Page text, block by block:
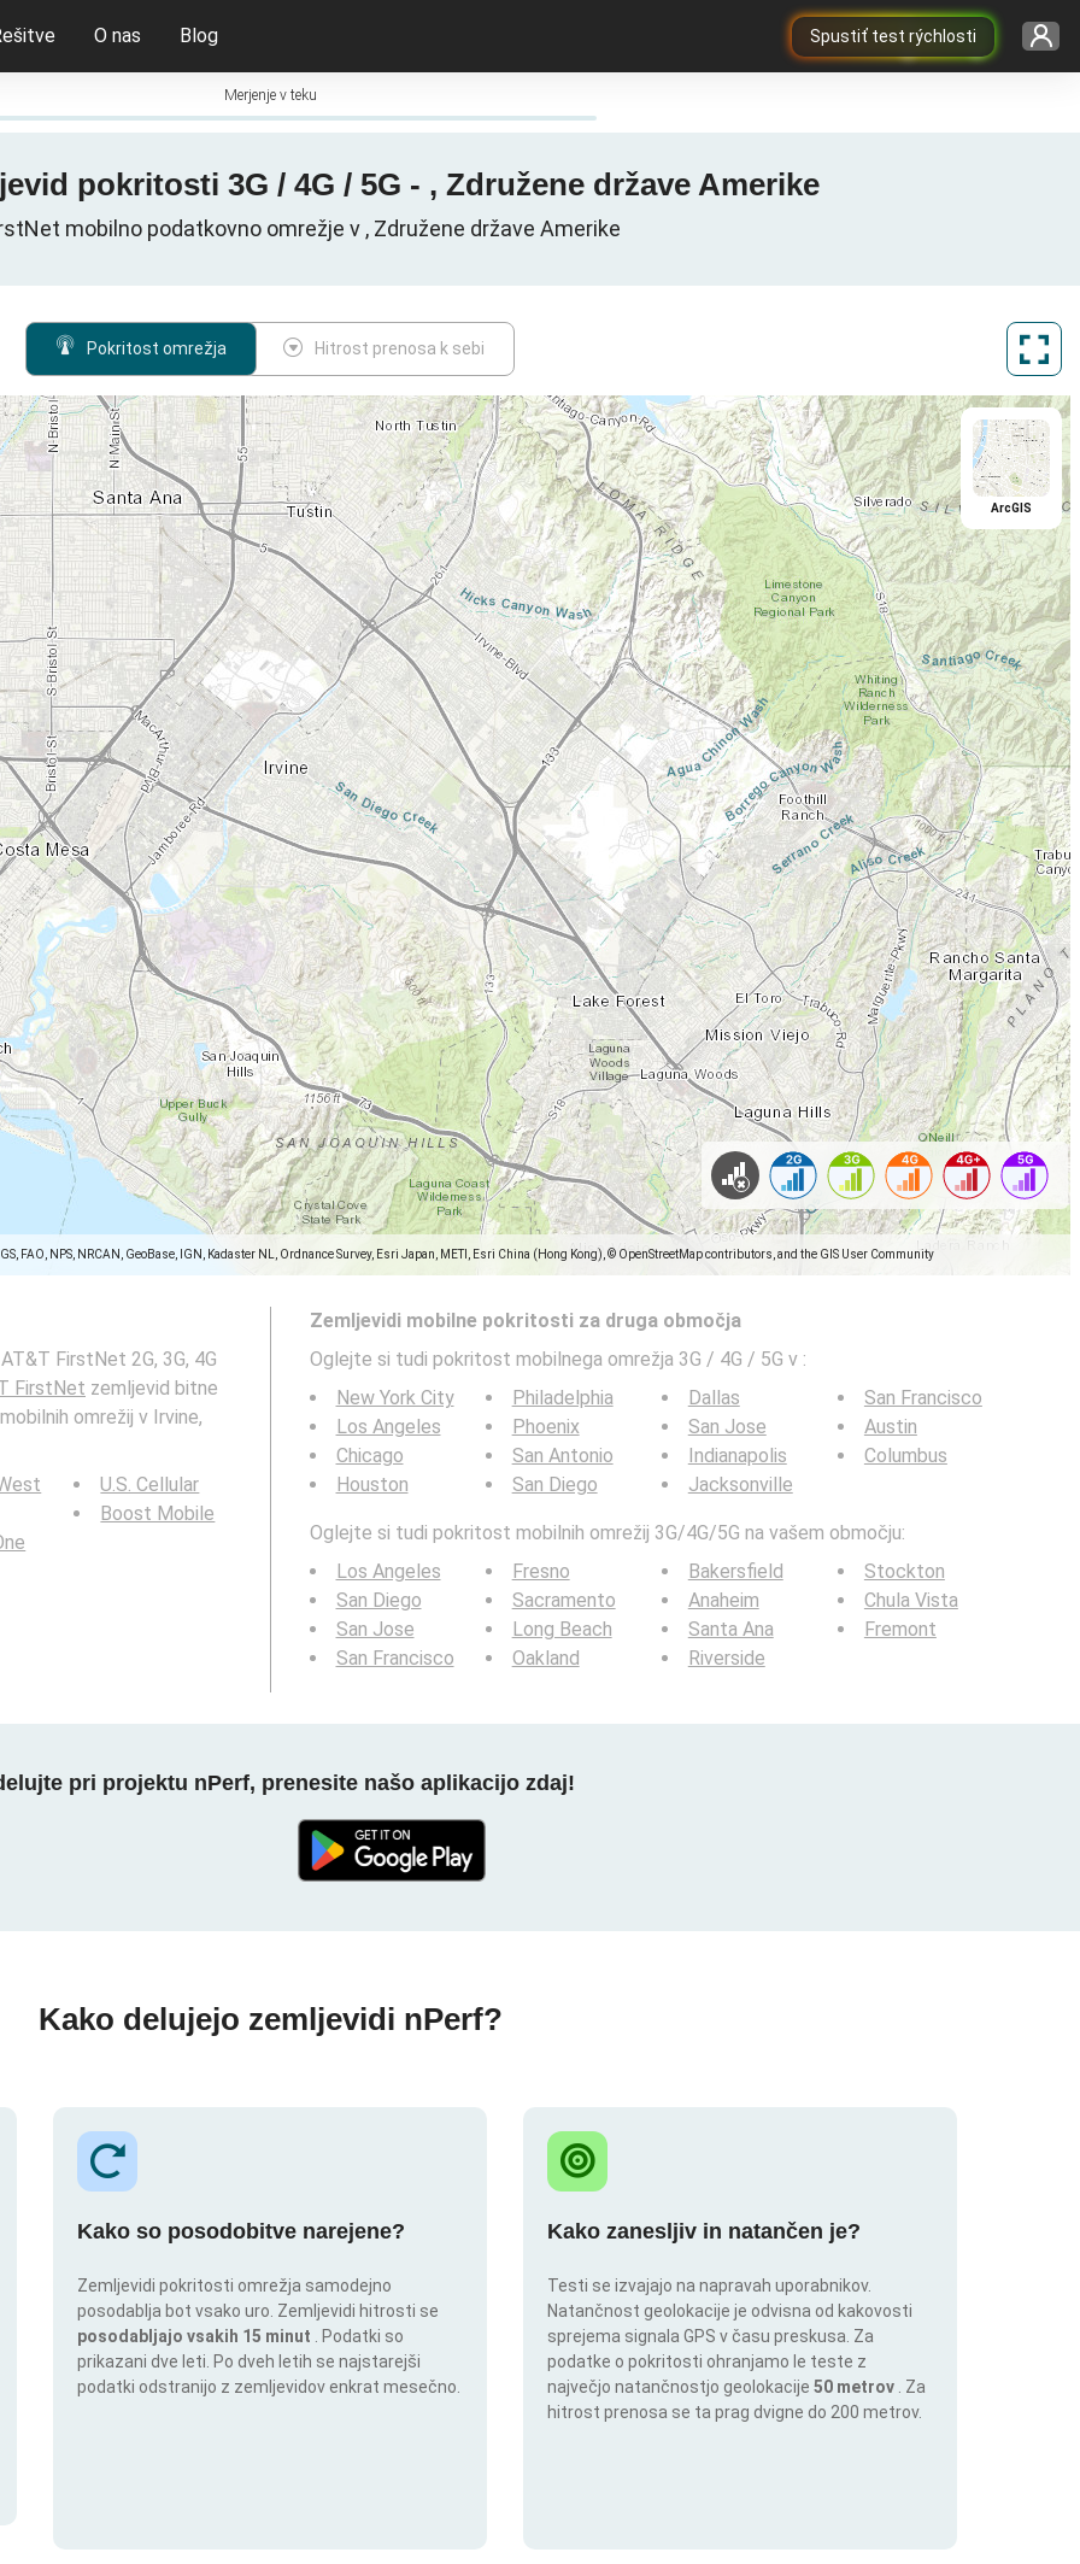
Spustiť test rýchlosti
O nas Blog
Merjenje v teku
pokritosti 3G / 4G / 5G - , Združene države Amerike
mobilno podatkovno omrežje v , Združene države Amerike
Pokritost omrežja Hitrost prenosa k sebi
FAO, NPS, NRCAN, GeoBase, IGN, Kadaster NL, Ordnance Survey, Esri Japan, METI, Esri China (Hong Kong), © OpenStreetMap contributors, and the GIS User Community
ArcGIS
FirstNet 2G, 3G, 4G
FirstNet zemljevid bitne
omrežij v Irvine,
U.S. Cellular
Boost Mobile
Zemljevidi mobilne pokritosti za druga območja
Oglejte si tudi pokritost mobilnega omrežja 3G / 4G / 5G v :
New York City
Los Angeles
Chicago
Houston
Philadelphia
Phoenix
San Antonio
San Diego
Dallas
San Jose
Indianapolis
Jacksonville
San Francisco
Austin
Columbus
Oglejte si tudi pokritost mobilnih omrežij 3G/4G/5G na vašem območju:
Los Angeles
San Diego
San Jose
San Francisco
Fresno
Sacramento
Long Beach
Oakland
Bakersfield
Anaheim
Santa Ana
Riverside
Stockton
Chula Vista
Fremont
pri projektu nPerf, prenesite našo aplikacijo zdaj!
Kako delujejo zemljevidi nPerf?
Kako so posodobitve narejene?
Zemljevidi pokritosti omrežja samodejno
posodablja bot vsako uro. Zemljevidi hitrosti se
posodabljajo vsakih 15 minut
. Podatki so
prikazani dve leti. Po dveh letih se najstarejši
podatki odstranijo z zemljevidov enkrat mesečno.
Kako zanesljiv in natančen je?
Testi se izvajajo na napravah uporabnikov.
Natančnost geolokacije je odvisna od kakovosti
sprejema signala GPS v času preskusa. Za
podatke o pokritosti ohranjamo le teste z
največjo natančnostjo geolokacije 50 metrov
. Za
hitrost prenosa se ta prag dvigne do 200 metrov.